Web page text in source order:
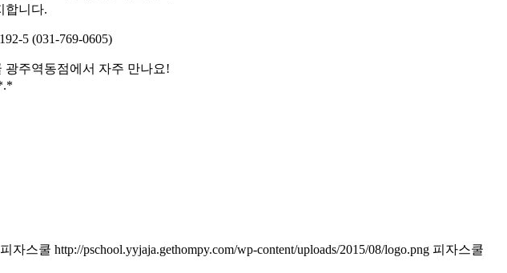
합니다.
5 (031-769-0605)
광주역동점에서 자주 만나요!
피자스쿨 http://pschool.yyjaja.gethompy.com/wp-content/uploads/2015/08/logo.png 피자스쿨